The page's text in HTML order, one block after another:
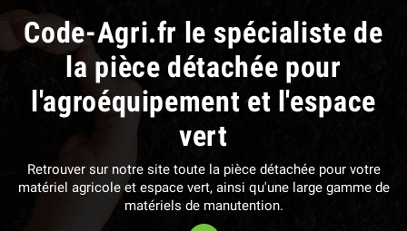
Code-Agri.fr le spécialiste de
la pièce détachée pour
l'agroéquipement et l'espace
vert
Retrouver sur notre site toute la pièce détachée pour votre
matériel agricole et espace vert, ainsi qu'une large gamme de
matériels de manutention.